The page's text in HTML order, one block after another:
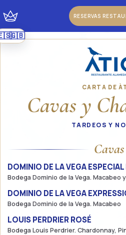
Español
|🇬🇧
Inglés
RESERVAS
CARTA DE
Cavas y
TARDEOS Y
Cavas
DOMINIO DE LA VEGA
Bodega Dominio de la Vega. Macabeo
DOMINIO DE LA VEGA
Bodega Dominio de la Vega. Macabeo
LOUIS PERDRIER ROSÉ
Bodega Louis Perdrier. Chardonnay,